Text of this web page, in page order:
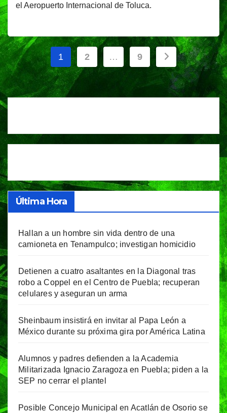
el Aeropuerto Internacional de Toluca.
Paginación
de
entradas
1 2 … 9
Última Hora
Hallan a un hombre sin vida dentro de una
camioneta en Tenampulco; investigan homicidio
Detienen a cuatro asaltantes en la Diagonal tras
robo a Coppel en el Centro de Puebla; recuperan
celulares y aseguran un arma
Sheinbaum insistirá en invitar al Papa León a
México durante su próxima gira por América Latina
Alumnos y padres defienden a la Academia
Militarizada Ignacio Zaragoza en Puebla; piden a la
SEP no cerrar el plantel
Posible Concejo Municipal en Acatlán de Osorio se